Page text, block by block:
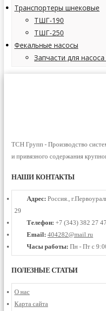
Транспортеры шнековые
ТШГ-190
ТШГ-250
Фекальные насосы
Запчасти для
ТСН Групп - Производство
и привязного содержания
НАШИ КОНТАКТЫ
Адрес: Россия.,
29
Телефон: +7 (343) 382 27
Email: 404282@mail.ru
Часы работы: Пн - Пт с
ПОЛЕЗНЫЕ СТАТЬИ
О нас
Карта сайта